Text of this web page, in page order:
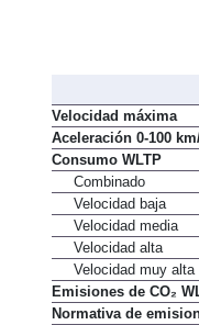
Velocidad máxima
Aceleración 0-100
Consumo WLTP
Combinado
Velocidad baja
Velocidad media
Velocidad alta
Velocidad muy alta
Emisiones de CO₂
Normativa de